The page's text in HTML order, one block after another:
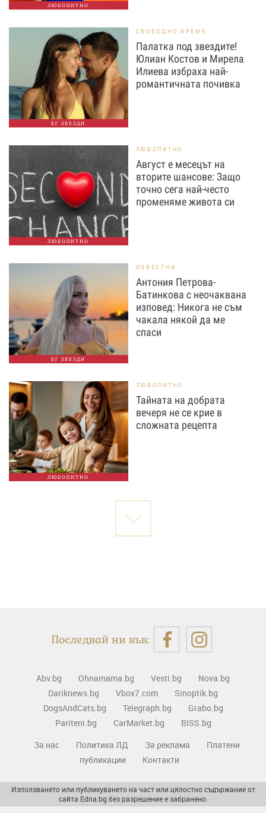
ЛЮБОПИТНО
БГ ЗВЕЗДИ
СВОБОДНО ВРЕМЕ
Палатка под звездите!
Юлиан Костов и Мирела
Илиева избраха най-
романтичната почивка
ЛЮБОПИТНО
ЛЮБОПИТНО
Август е месецът на
вторите шансове: Защо
точно сега най-често
променяме живота си
БГ ЗВЕЗДИ
ИЗВЕСТНИ
Антония Петрова-
Батинкова с неочаквана
изповед: Никога не съм
чакала някой да ме
спаси
ЛЮБОПИТНО
ЛЮБОПИТНО
Тайната на добрата
вечеря не се крие в
сложната рецепта
Последвай ни във:
Abv.bg Ohnamama.bg Vesti.bg
Nova.bg
Dariknews.bg
Vbox7.com
Sinoptik.bg
DogsAndCats.bg
Telegraph.bg
Grabo.bg
Pariteni.bg
CarMarket.bg
BISS.bg
За нас
Политика ЛД За реклама
Платени
публикации
Контакти
Използването или публикуването на част или цялостно съдържание от
сайта Edna.bg без разрешение е забранено.